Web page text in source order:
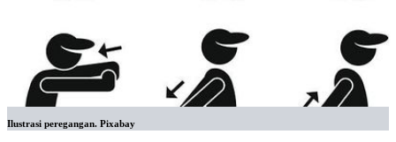
Ilustrasi peregangan. Pixabay